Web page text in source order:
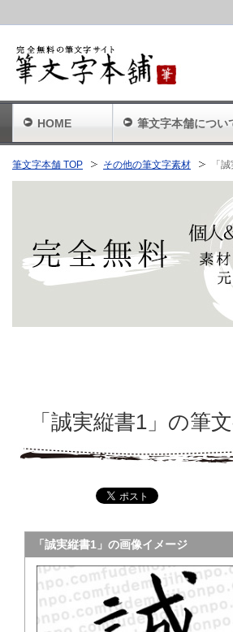
筆文字本舗 TOP その他の筆文字素材 「
「誠実縦書1」の筆
「誠実縦書1」の画像イメージ
HOME 筆文字本舗につい